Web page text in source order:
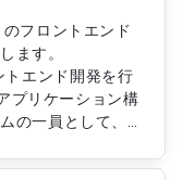
進捗管理および
フロントエンド
ます。
エンド開発を行
プリケーション構
の一員として、プ
理から開発、リ